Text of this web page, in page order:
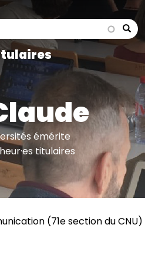
search
émérite
titulaires
(71e section du CNU)